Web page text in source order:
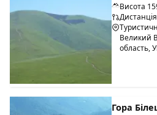
Висота
Великий
область,
Гора